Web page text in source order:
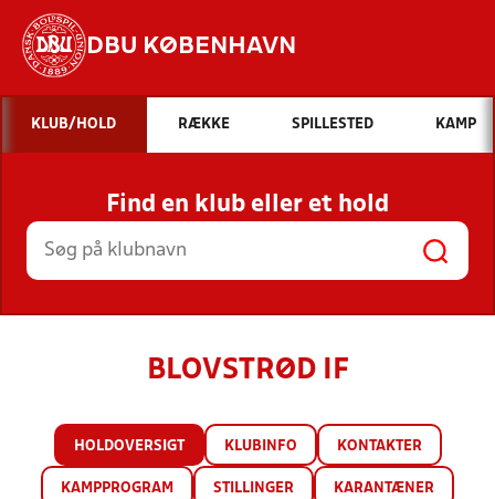
DBU KØBENHAVN
Hvad vil du søge efter?
INDHOLD OG NYHEDER
STILLINGER, RESULTATER, KLUBBER OG
HOLD
KLUB/HOLD RÆKKE SPILLESTED KAMP
Find en klub eller et hold
BLOVSTRØD IF
HOLDOVERSIGT KLUBINFO KONTAKTER
KAMPPROGRAM STILLINGER KARANTÆNER